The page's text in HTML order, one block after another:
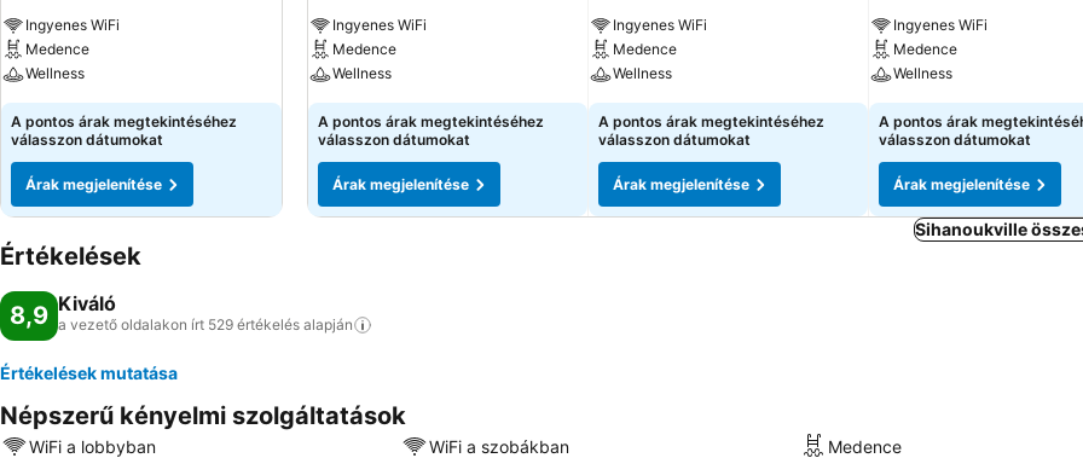
Ingyenes WiFi
Medence
Wellness
A pontos árak megtekintéséhez
válasszon dátumokat
Árak megjelenítése
Ingyenes WiFi
Medence
Wellness
A pontos árak megtekintéséhez
válasszon dátumokat
Árak megjelenítése
Ingyenes WiFi
Medence
Wellness
A pontos árak megtekintéséhez
válasszon dátumokat
Árak megjelenítése
Ingyenes WiFi
Medence
Wellness
A pontos árak
válasszon dátumokat
Árak megjelenítése
Sihanoukville
Értékelések
8,9 Kiváló
a vezető oldalakon írt 529 értékelés alapján
Értékelések mutatása
Népszerű kényelmi szolgáltatások
WiFi a lobbyban WiFi a szobákban Medence